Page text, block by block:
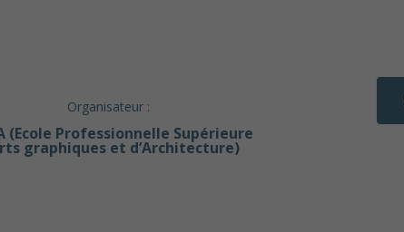
Organisateur :
(Ecole Professionnelle Supérieure
graphiques et d’Architecture)